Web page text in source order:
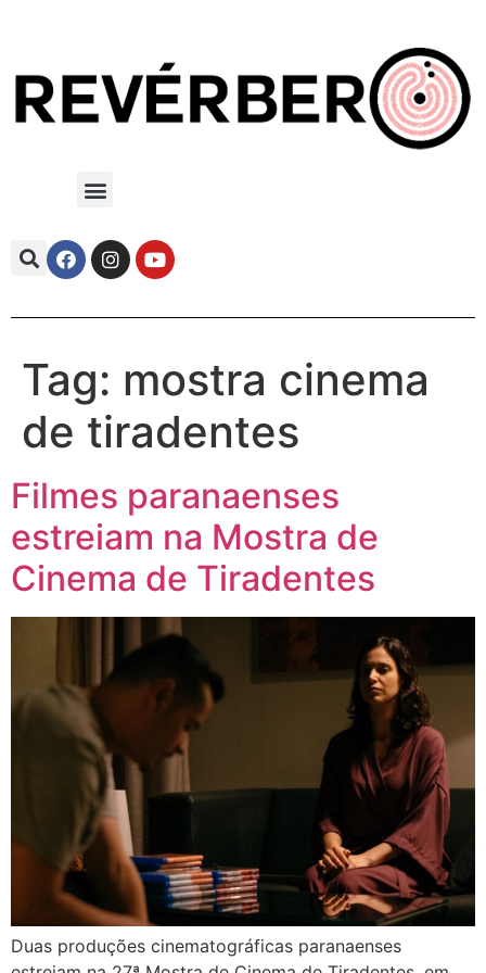
Tag: mostra cinema
de tiradentes
Filmes paranaenses
estreiam na Mostra de
Cinema de Tiradentes
Duas produções cinematográficas paranaenses